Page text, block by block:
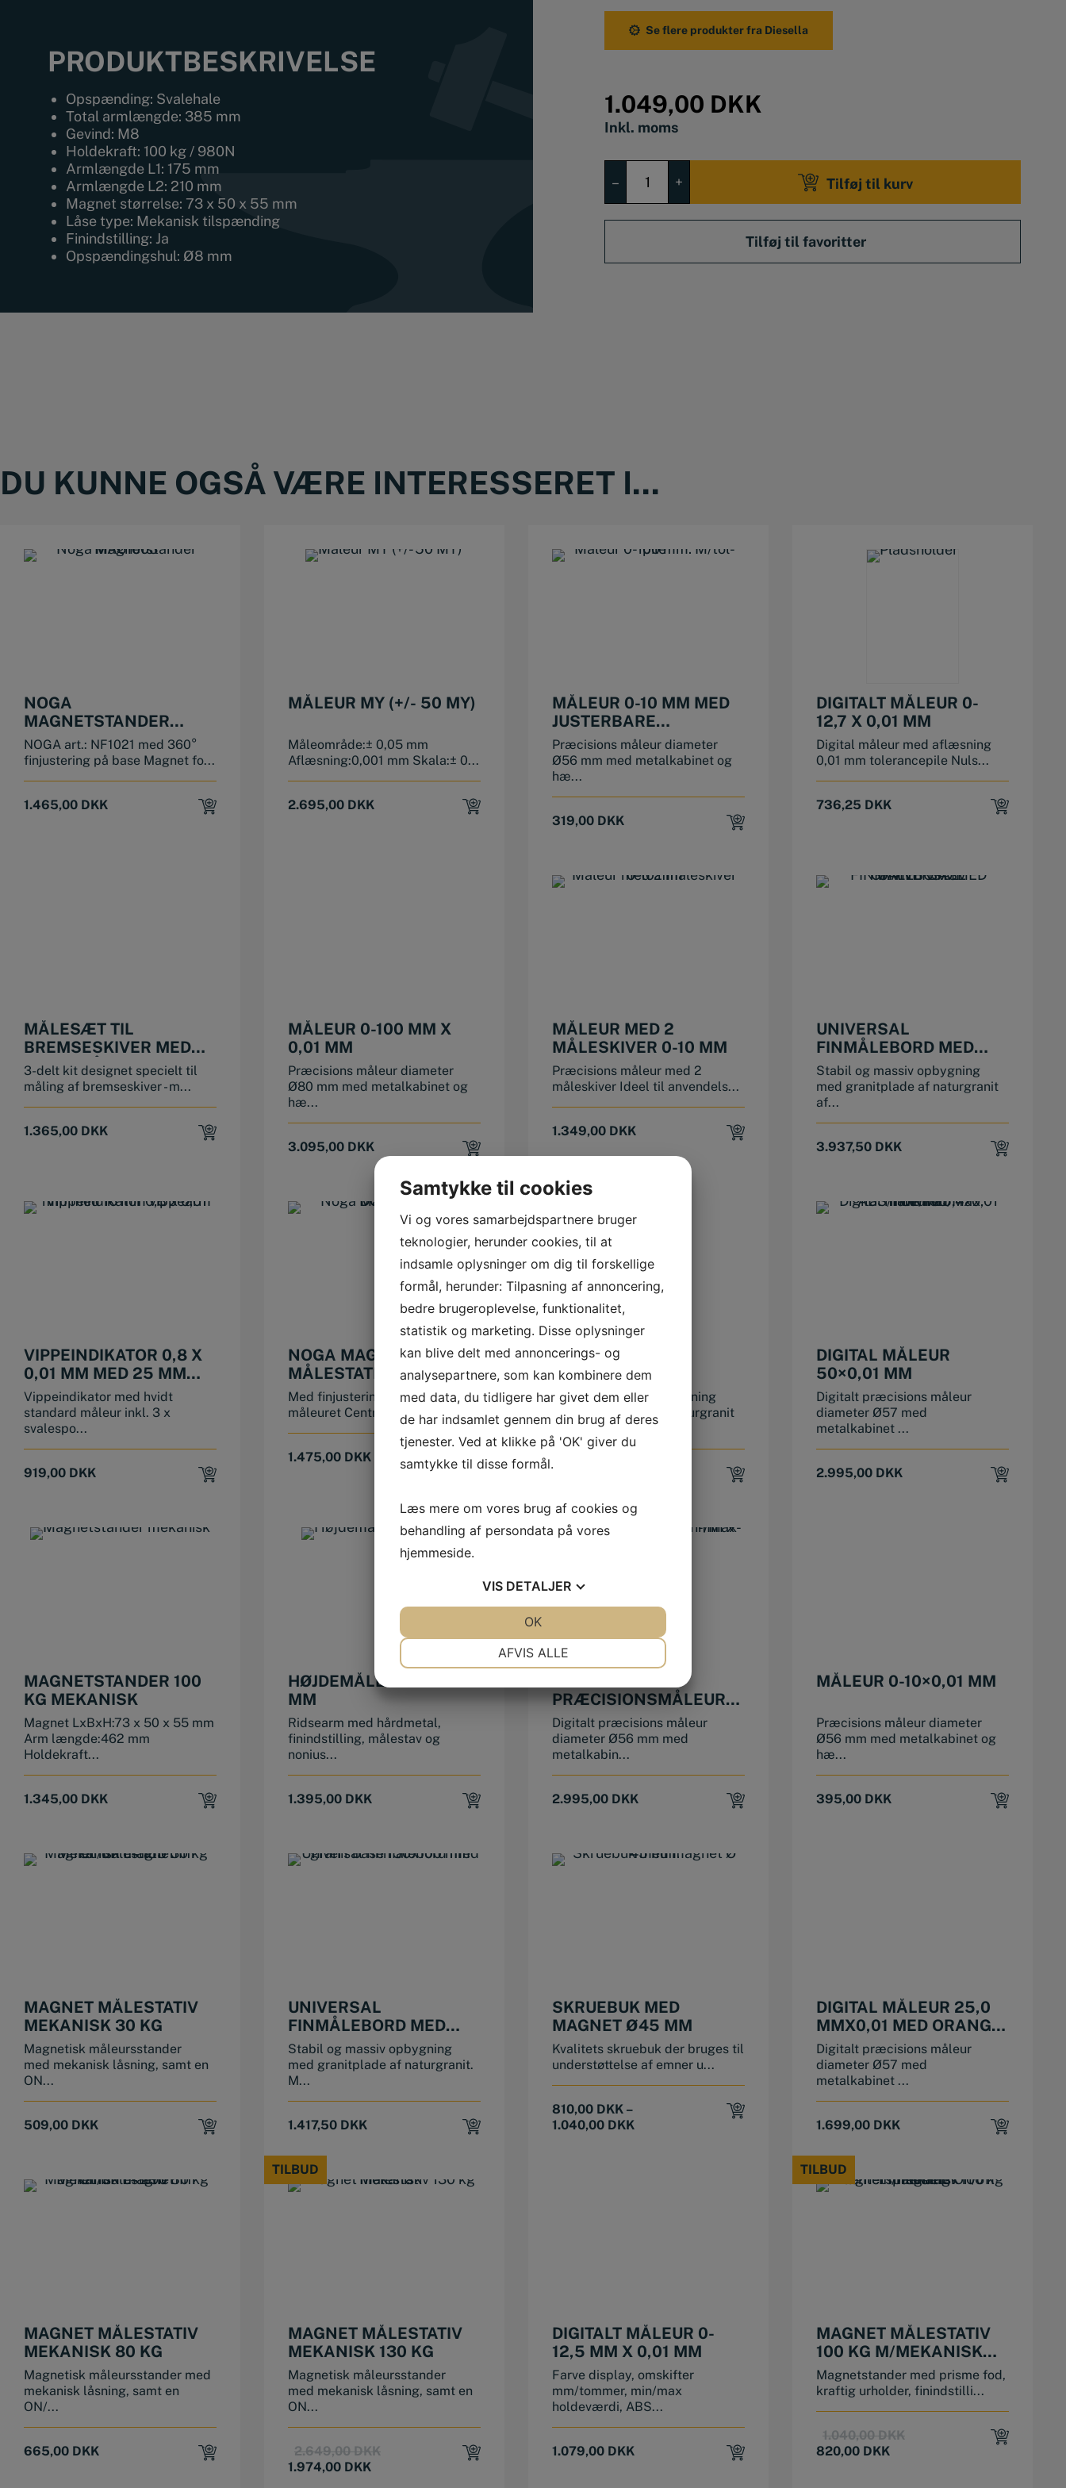
PRODUKTBESKRIVELSE
Opspænding: Svalehale
Total armlængde: 385 mm
Gevind: M8
Holdekraft: 100 kg / 980N
Armlængde L1: 175 mm
Armlængde L2: 210 mm
Magnet størrelse: 73 x 50 x 55 mm
Låse type: Mekanisk tilspænding
Finindstilling: Ja
Opspændingshul: Ø8 mm
Rigtig god holdekraft på 100 kg
Se flere produkter fra Diesella
1.049,00 DKK
Inkl. moms
–
målestativ
Mekanisk
100
+ Tilføj til kurv
DU KUNNE OGSÅ VÆRE INTERESSERET I...
NOGA
MAGNETSTANDER
NF1021
NOGA art.: NF1021 med 360°
finjustering på base Magnet fo...
1.465,00 DKK
MÅLEUR MY (+/- 50 MY)
Måleområde:± 0,05 mm
Aflæsning:0,001 mm Skala:± 0...
2.695,00 DKK
MÅLEUR 0-10 MM MED
JUSTERBARE
TOLERANCEMÆRKER
Præcisions måleur diameter
Ø56 mm med metalkabinet og
hæ...
319,00 DKK
DIGITALT MÅLEUR 0-
12,7 X 0,01 MM
Digital måleur med aflæsning
0,01 mm tolerancepile Nuls...
736,25 DKK
MÅLESÆT TIL
BREMSESKIVER MED
TANG, MÅLEUR OG
SVANEHALS
3-delt kit designet specielt til
måling af bremseskiver - m...
1.365,00 DKK
MÅLEUR 0-100 MM X
0,01 MM
Præcisions måleur diameter
Ø80 mm med metalkabinet og
hæ...
3.095,00 DKK
MÅLEUR MED 2
MÅLESKIVER 0-10 MM
Præcisions måleur med 2
måleskiver Ideel til anvendels...
1.349,00 DKK
UNIVERSAL
FINMÅLEBORD MED
GRANIT BASE
300X210X60
Stabil og massiv opbygning
med granitplade af naturgranit
af...
3.937,50 DKK
VIPPEINDIKATOR 0,8 X
0,01 MM MED 25 MM
VIPPEARM
Vippeindikator med hvidt
standard måleur inkl. 3 x
svalespo...
919,00 DKK
NOGA MAGNET
MÅLESTATIV DG61003
Med finjustering ved holderen til
måleuret Centrallåsning...
1.475,00 DKK
UNIVERSAL
FINMÅLEBORD
260X140X50 MM MED
GRANIT BASE
Stabil og massiv opbygning
med granitplade af naturgranit
af...
4.120,00
DIGITAL MÅLEUR
50×0,01 MM
Digitalt præcisions måleur
diameter Ø57 med
metalkabinet ...
2.995,00 DKK
MAGNETSTANDER 100
KG MEKANISK
Magnet LxBxH:73 x 50 x 55 mm
Arm længde:462 mm
Holdekraft...
1.345,00 DKK
HØJDEMÅLER 0-300
MM
Ridsearm med hårdmetal,
finindstilling, målestav og
nonius...
1.395,00 DKK
PRÆCISIONSMÅLEUR
0-12,7 X 0,001 MM
Digitalt præcisions måleur
diameter Ø56 mm med
metalkabin...
2.995,00 DKK
MÅLEUR 0-10×0,01 MM
Præcisions måleur diameter
Ø56 mm med metalkabinet og
hæ...
395,00 DKK
MAGNET MÅLESTATIV
MEKANISK 30 KG
Magnetisk måleursstander
med mekanisk låsning, samt en
ON...
509,00 DKK
UNIVERSAL
FINMÅLEBORD MED
GRANIT BASE 150×100
MM
Stabil og massiv opbygning
med granitplade af naturgranit.
M...
1.417,50 DKK
SKRUEBUK MED
MAGNET Ø45 MM
Kvalitets skruebuk der bruges til
understøttelse af emner u...
810,00 DKK–
1.040,00 DKK
DIGITAL MÅLEUR 25,0
MMX0,01 MED ORANGE
FARVEDISPLAY
Digitalt præcisions måleur
diameter Ø57 med
metalkabinet ...
1.699,00 DKK
MAGNET MÅLESTATIV
MEKANISK 80 KG
Magnetisk måleursstander med
mekanisk låsning, samt en
ON/...
665,00 DKK
TILBUD
TILBUD
MAGNET MÅLESTATIV
MEKANISK 130 KG
Magnetisk måleursstander
med mekanisk låsning, samt en
ON...
2.649,00DKKOriginal
1.974,00 DKK
Current
DIGITALT MÅLEUR 0-
12,5 MM X 0,01 MM
Farve display, omskifter
mm/tommer, min/max
holdeværdi, ABS...
1.079,00 DKK
TILBUD
TILBUD
MAGNET MÅLESTATIV
100 KG M/MEKANISK
CENTERSPÆNDING
Magnetstander med prisme fod,
kraftig urholder, finindstilli...
1.040,00DKKOriginal
820,00 DKK
Current
Samtykke til cookies
Vi og vores samarbejdspartnere bruger
teknologier, herunder cookies, til at
indsamle oplysninger om dig til forskellige
formål, herunder: Tilpasning af annoncering,
bedre brugeroplevelse, funktionalitet,
statistik og marketing. Disse oplysninger
kan blive delt med annoncerings- og
analysepartnere, som kan kombinere dem
med data, du tidligere har givet dem eller
de har indsamlet gennem din brug af deres
tjenester. Ved at klikke på 'OK' giver du
samtykke til disse formål.
Læs mere om vores brug af cookies og
behandling af persondata på vores
hjemmeside.
VIS DETALJER
STATISTIK
AFVIS ALLE
OK